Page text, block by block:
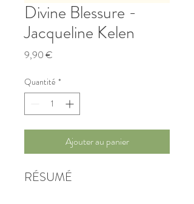
Divine Blessure -
Jacqueline Kelen
9,90 €
Quantité *
Ajouter au panier
RÉSUMÉ